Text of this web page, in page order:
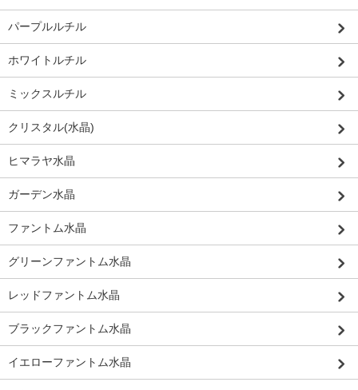
パープルルチル
ホワイトルチル
ミックスルチル
クリスタル(水晶)
ヒマラヤ水晶
ガーデン水晶
ファントム水晶
グリーンファントム水晶
レッドファントム水晶
ブラックファントム水晶
イエローファントム水晶